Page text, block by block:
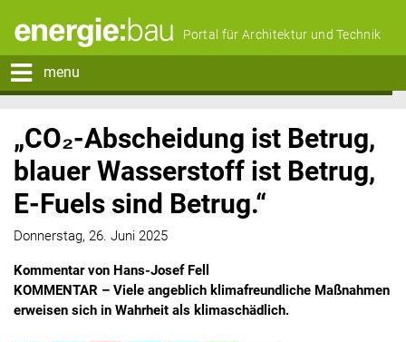
Portal für Architektur und Technik
menu
„CO₂-Abscheidung ist Betrug,
blauer Wasserstoff ist Betrug,
E-Fuels sind Betrug.“
Donnerstag, 26. Juni 2025
Kommentar von Hans-Josef Fell
KOMMENTAR – Viele angeblich klimafreundliche Maßnahmen
erweisen sich in Wahrheit als klimaschädlich.